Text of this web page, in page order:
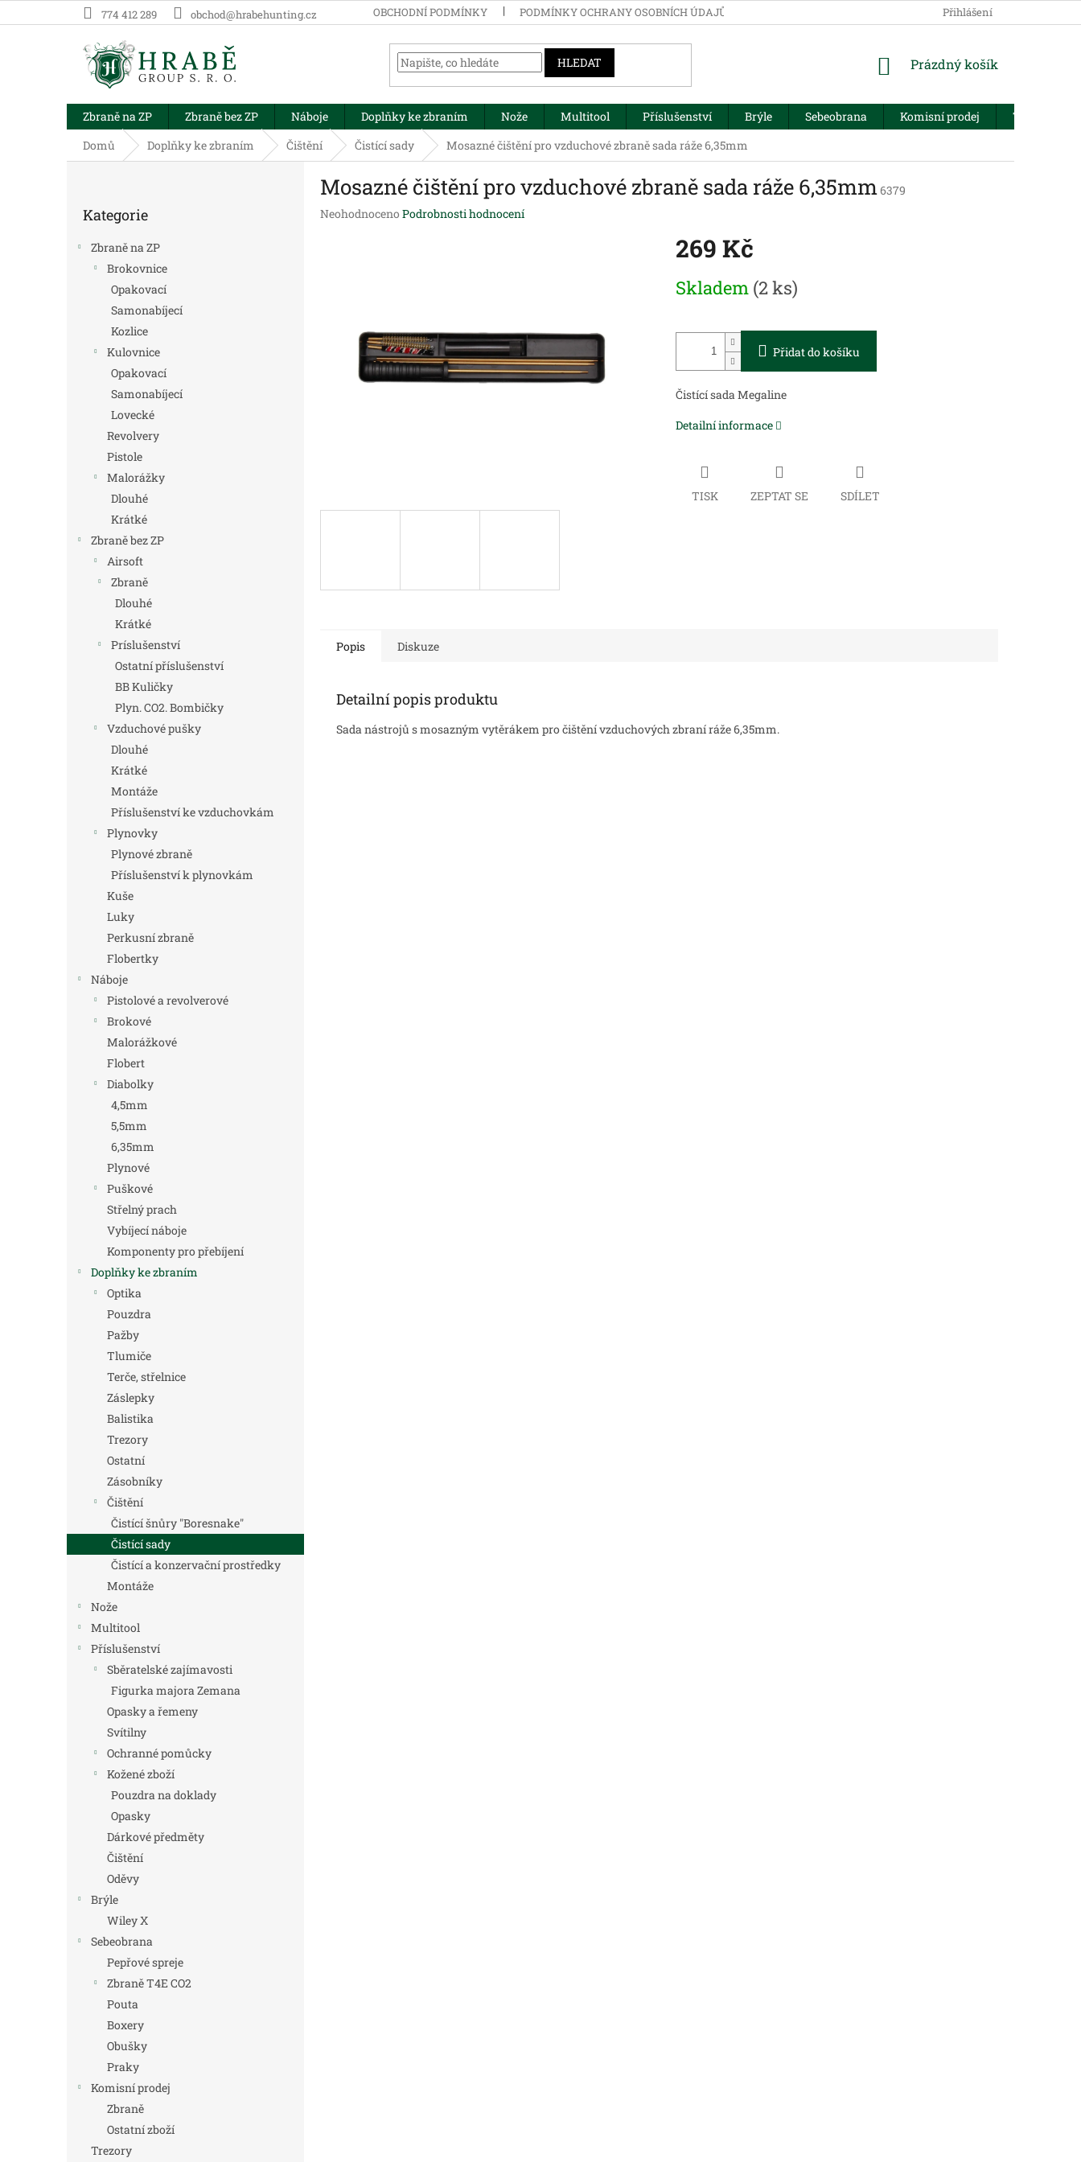
na
774 412 289 obchod@hrabehunting.cz OBCHODNÍ PODMÍNKY PODMÍNKY OCHRANY OSOBNÍCH ÚDAJŮ Přihlášení
HLEDAT
NÁKUPNÍ
Prázdný košík
Zbraně na ZP Zbraně bez ZP Náboje Doplňky ke zbraním Nože Multitool Příslušenství Brýle Sebeobrana Komisní prodej
Trezory
Domů
Doplňky ke zbraním Čištění Čistící sady Mosazné čištění pro vzduchové zbraně sada ráže 6,35mm
kategorie
Kategorie
Zbraně na ZP
Brokovnice
Opakovací
Samonabíjecí
Kozlice
Kulovnice
Opakovací
Samonabíjecí
Lovecké
Revolvery
Pistole
Malorážky
Dlouhé
Krátké
Zbraně bez ZP
Airsoft
Zbraně
Dlouhé
Krátké
Príslušenství
Ostatní příslušenství
BB Kuličky
Plyn. CO2. Bombičky
Vzduchové pušky
Dlouhé
Krátké
Montáže
Příslušenství ke vzduchovkám
Plynovky
Plynové zbraně
Příslušenství k plynovkám
Kuše
Luky
Perkusní zbraně
Flobertky
Náboje
Pistolové a revolverové
Brokové
Malorážkové
Flobert
Diabolky
4,5mm
5,5mm
6,35mm
Plynové
Puškové
Střelný prach
Vybíjecí náboje
Komponenty pro přebíjení
Doplňky ke zbraním
Optika
Pouzdra
Pažby
Tlumiče
Terče, střelnice
Záslepky
Balistika
Trezory
Ostatní
Zásobníky
Čištění
Čistící šnůry "Boresnake"
Čistící sady
Čistící a konzervační prostředky
Montáže
Nože
Multitool
Příslušenství
Sběratelské zajímavosti
Figurka majora Zemana
Opasky a řemeny
Svítilny
Ochranné pomůcky
Kožené zboží
Pouzdra na doklady
Opasky
Dárkové předměty
Čištění
Oděvy
Brýle
Wiley X
Sebeobrana
Pepřové spreje
Zbraně T4E CO2
Pouta
Boxery
Obušky
Praky
Komisní prodej
Zbraně
Ostatní zboží
Trezory
Mosazné čištění pro vzduchové zbraně sada ráže 6,35mm6379
Průměrné
Neohodnoceno Podrobnosti hodnocení
269 Kč
cena:
Skladem (2 ks)
Přidat do košíku
Čistící sada Megaline
Detailní informace
TISK ZEPTAT SE SDÍLET
Popis Diskuze
Detailní popis produktu
Sada nástrojů s mosazným vytěrákem pro čištění vzduchových zbraní ráže 6,35mm.